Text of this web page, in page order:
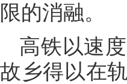
限的消融。
高铁以速
故乡得以在